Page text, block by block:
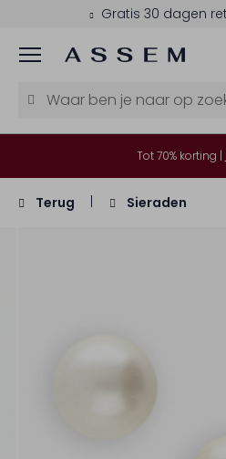
Gratis 30 dagen
Menu
Tot 70% korting |
Terug Sieraden